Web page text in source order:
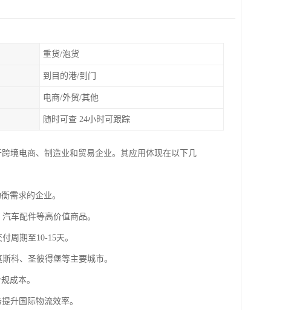
重货/泡货
到目的港/到门
电商/外贸/其他
随时可查 24小时可跟踪
境电商、制造业和贸易企业。其应用体现在以下几
需求的企业。
车配件等高价值商品。
周期至10-15天。
科、圣彼得堡等主要城市。
成本。
升国际物流效率。